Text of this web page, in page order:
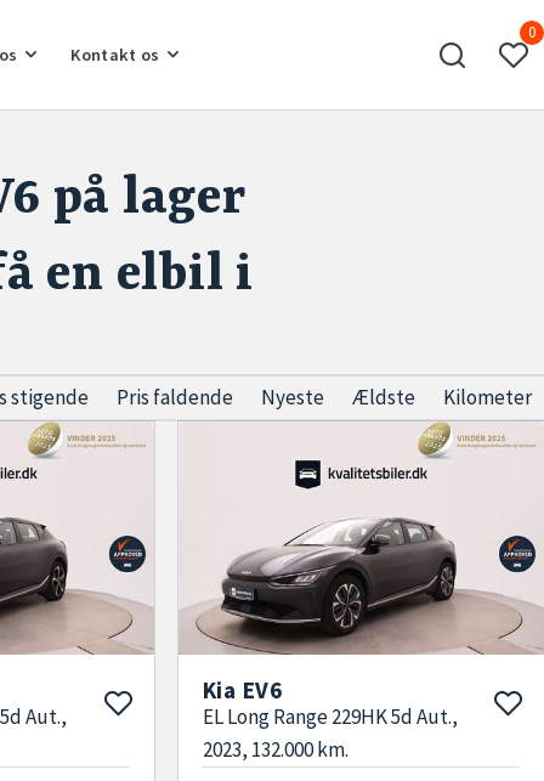
Kontakt os
0
på lager
en elbil i
Kvalitetsbiler.dk har vi specialiseret os
udvalg – herunder flere nyere eksemplarer
og en Trustpilot-score på 5 stjerner kan du
EV6-modellen er kendt for sin banebrydende
funktionalitet med innovation og leverer alt
og høj kørekomfort. Samtidig får du en
hvilket gør den til et attraktivt valg –
stigende Pris faldende Nyeste Ældste Kilometer
Aut.,
Kia EV6
EL Long Range 229HK 5d Aut.,
2023, 132.000 km.